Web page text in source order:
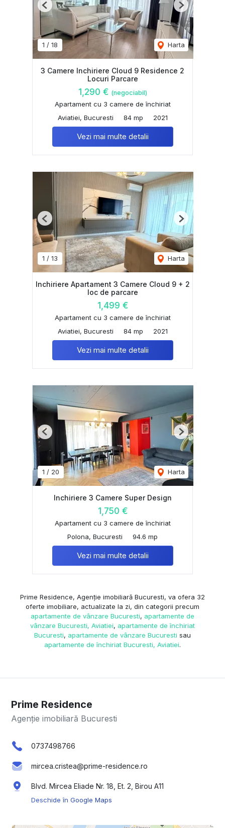
1 / 18 Harta
Previous Next
3 Camere Inchiriere Cloud 9 Residence 2
Locuri Parcare
1,290 € (negociabil)
Apartament cu 3 camere de închiriat
Aviatiei, Bucuresti
84 mp 2021
Vezi mai multe detalii
1 / 13 Harta
Previous Next
Inchiriere Apartament 3 Camere Cloud 9 + 2
loc de parcare
1,499 €
Apartament cu 3 camere de închiriat
Aviatiei, Bucuresti
84 mp 2021
Vezi mai multe detalii
1 / 20 Harta
Previous Next
Inchiriere 3 Camere Super Design
1,750 €
Apartament cu 3 camere de închiriat
Polona, Bucuresti
94.6 mp
Vezi mai multe detalii
Prime Residence, Agenție imobiliară Bucuresti, va ofera 32
oferte imobiliare, actualizate la zi, din categorii precum
apartamente de vânzare Bucuresti, apartamente de
vânzare Bucuresti, Aviatiei, apartamente de închiriat
Bucuresti, apartamente de vânzare Bucuresti sau
apartamente de închiriat Bucuresti, Aviatiei.
Prime Residence
Agenție imobiliară Bucuresti
0737498766
mircea.cristea@prime-residence.ro
Blvd. Mircea Eliade Nr. 18, Et. 2, Birou A11
Deschide în Google Maps